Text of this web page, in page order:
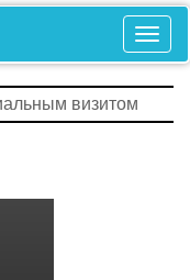
визитом